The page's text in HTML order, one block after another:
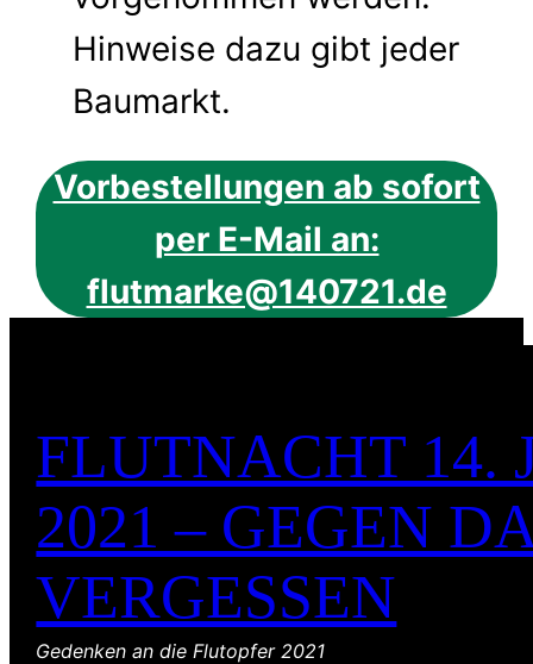
Hinweise dazu gibt jeder
Baumarkt.
Vorbestellungen ab sofort
per E-Mail an:
flutmarke@140721.de
FLUTNACHT 14.
2021 – GEGEN
VERGESSEN
Gedenken an die Flutopfer 2021